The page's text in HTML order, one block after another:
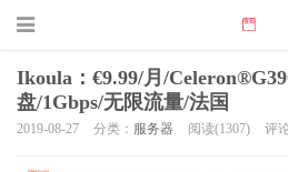
Ikoula：€9.99/月/
盘/1Gbps/无限流量/法国
2019-08-27 分类： 服务器 阅读(1307) 评